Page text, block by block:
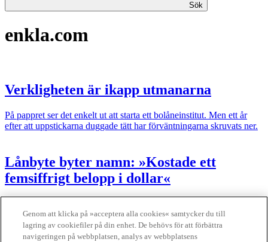
Sök
enkla.com
Verkligheten är ikapp utmanarna
På pappret ser det enkelt ut att starta ett bolåneinstitut. Men ett år
efter att uppstickarna duggade tätt har förväntningarna skruvats ner.
Lånbyte byter namn: »Kostade ett
femsiffrigt belopp i dollar«
Enkla.com.
Finansliv ägs av Finansliv Sverige AB, 556784-8741.
Genom att klicka på »acceptera alla cookies« samtycker du till
lagring av cookiefiler på din enhet. De behövs för att förbättra
navigeringen på webbplatsen, analys av webbplatsens